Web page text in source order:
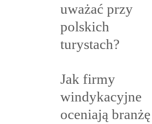
uważać przy
polskich
turystach?
Jak firmy
windykacyjne
oceniają branżę